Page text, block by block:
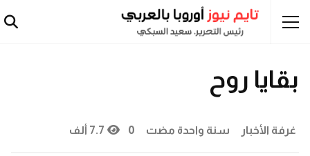
قصة قصيرة
بقايا روح
غرفة الأخبار سنة واحدة مضت 0 7.7 ألف